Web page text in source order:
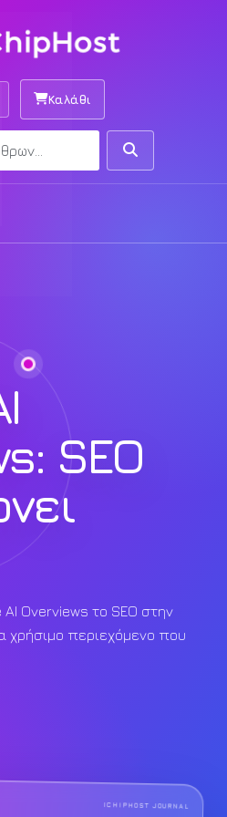
Καλάθι
Αναζήτηση
SEO
Overviews το SEO στην
χρήσιμο περιεχόμενο που
ICHIPHOST JOURNAL